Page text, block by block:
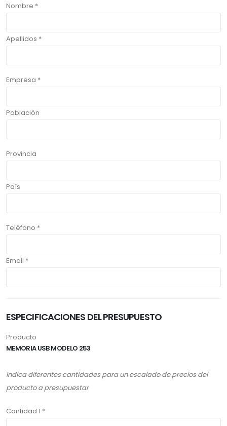
Nombre *
Apellidos *
Empresa *
Población
Provincia
País
Teléfono *
Email *
ESPECIFICACIONES DEL PRESUPUESTO
Producto
MEMORIA USB MODELO 253
Indica diferentes cantidades para un escalado de precios del
producto a presupuestar
Cantidad 1 *